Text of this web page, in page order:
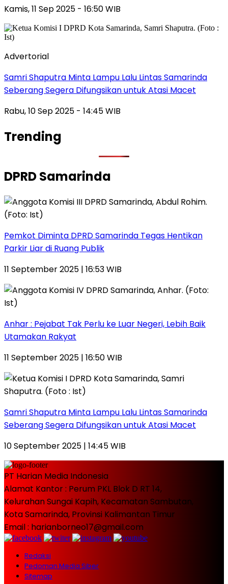
Kamis, 11 Sep 2025 - 16:50 WIB
Advertorial
Samri Shaputra Minta Lampu Lalu Lintas Samarinda
Seberang Segera Difungsikan untuk Atasi Macet
Rabu, 10 Sep 2025 - 14:45 WIB
Trending
DPRD Samarinda
Pemkot Diminta DPRD Samarinda Tegas Hentikan
Parkir Liar di Ruang Publik
11 September 2025 | 16:53 WIB
Anhar : Pejabat Tak Perlu ke Luar Negeri, Lebih Baik
Utamakan Rakyat
11 September 2025 | 16:50 WIB
Samri Shaputra Minta Lampu Lalu Lintas Samarinda
Seberang Segera Difungsikan untuk Atasi Macet
10 September 2025 | 14:45 WIB
PT Harian Media Indonesia
Alamat Kantor : Perum PKL Blok D RT 14,
Kelurahan Sungai Kapih, Kecamatan Sambutan,
Kota Samarinda, Provinsi Kalimantan Timur
Email : harianborneo17@gmail.com
Redaksi
Pedoman Media Siber
Sitemap